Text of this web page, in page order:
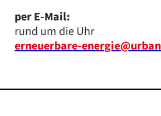
per E-Mail:
rund um die Uhr
erneuerbare-